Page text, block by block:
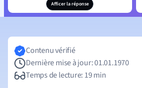
Afficer la réponse
Contenu vérifié
Dernière mise à jour: 01.01.1970
Temps de lecture: 19 min